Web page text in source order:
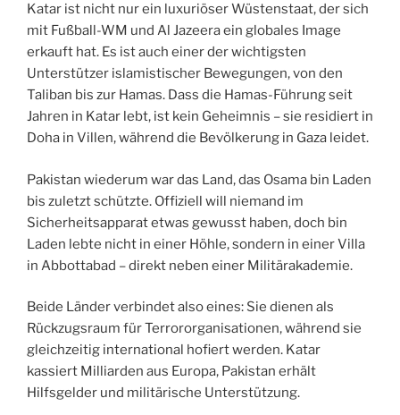
Katar ist nicht nur ein luxuriöser Wüstenstaat, der sich
mit Fußball-WM und Al Jazeera ein globales Image
erkauft hat. Es ist auch einer der wichtigsten
Unterstützer islamistischer Bewegungen, von den
Taliban bis zur Hamas. Dass die Hamas-Führung seit
Jahren in Katar lebt, ist kein Geheimnis – sie residiert in
Doha in Villen, während die Bevölkerung in Gaza leidet.
Pakistan wiederum war das Land, das Osama bin Laden
bis zuletzt schützte. Offiziell will niemand im
Sicherheitsapparat etwas gewusst haben, doch bin
Laden lebte nicht in einer Höhle, sondern in einer Villa
in Abbottabad – direkt neben einer Militärakademie.
Beide Länder verbindet also eines: Sie dienen als
Rückzugsraum für Terrororganisationen, während sie
gleichzeitig international hofiert werden. Katar
kassiert Milliarden aus Europa, Pakistan erhält
Hilfsgelder und militärische Unterstützung.